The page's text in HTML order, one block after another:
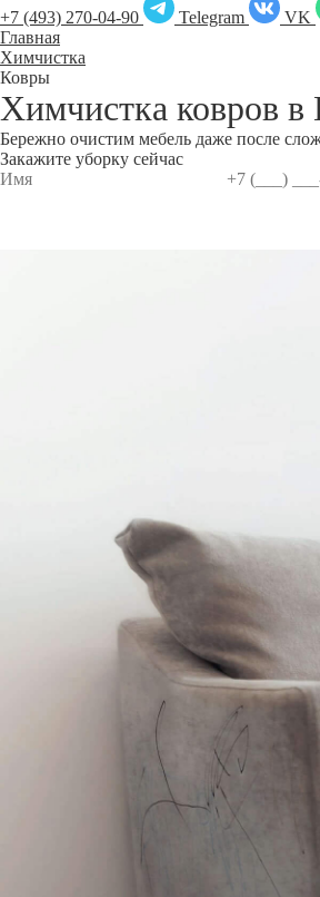
+7 (493) 270-04-90
Telegram VK
Главная
Химчистка
Ковры
Химчистка ковров в
Бережно очистим мебель даже после
Закажите уборку сейчас